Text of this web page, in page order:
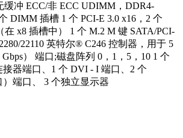
缓冲 ECC/非 ECC UDIMM，DDR4-
DIMM 插槽 1 个 PCI-E 3.0 x16，2 个
在 x8 插槽中） 1 个 M.2 M 键 SATA/PCI-
22110 英特尔® C246 控制器，用于 5
） 端口;磁盘阵列 0，1，5，10 1 个
接器端口、1 个 DVI - I 端口、2 个
端口、 3 个独立显示器